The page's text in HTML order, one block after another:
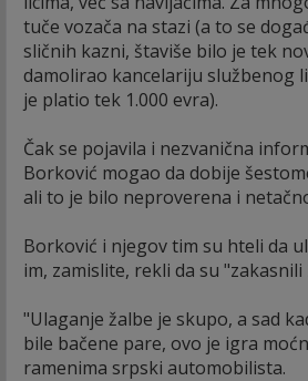
tuče vozača na stazi (a to se
sličnih kazni, štaviše bilo je tek
damolirao kancelariju službenog
je platio tek 1.000 evra).
Čak se pojavila i nezvanična
Borković mogao da dobije
ali to je bilo neproverena i
Borković i njegov tim su hteli da
im, zamislite, rekli da su "zakasnili
"Ulaganje žalbe je skupo, a sad
bile bačene pare, ovo je igra
ramenima srpski automobilista.